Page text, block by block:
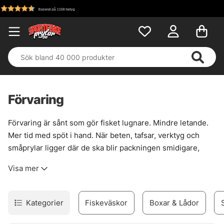
Förvaring
Förvaring är sånt som gör fisket lugnare. Mindre letande.
Mer tid med spöt i hand. När beten, tafsar, verktyg och
småprylar ligger där de ska blir packningen smidigare,
enkelt, och det är det också — när lådorna väl sitter rätt i
Här finns betesboxar, väskor, wallets och annan smart
förvaring för olika typer av fiske. Större beten som
Visa mer
Kategorier Fiskeväskor Boxar & Lådor